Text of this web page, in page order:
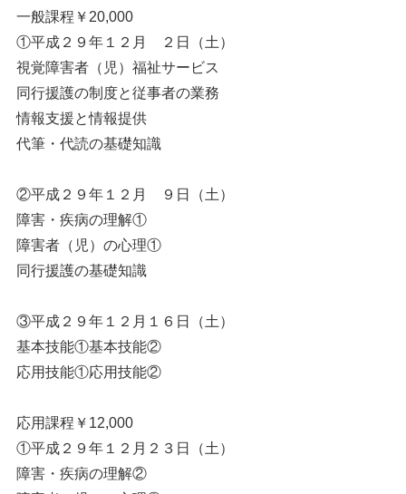
一般課程￥20,000
①平成２９年１２月 ２日（土）
視覚障害者（児）福祉サービス
同行援護の制度と従事者の業務
情報支援と情報提供
代筆・代読の基礎知識
②平成２９年１２月 ９日（土）
障害・疾病の理解①
障害者（児）の心理①
同行援護の基礎知識
③平成２９年１２月１６日（土）
基本技能①基本技能②
応用技能①応用技能②
応用課程￥12,000
①平成２９年１２月２３日（土）
障害・疾病の理解②